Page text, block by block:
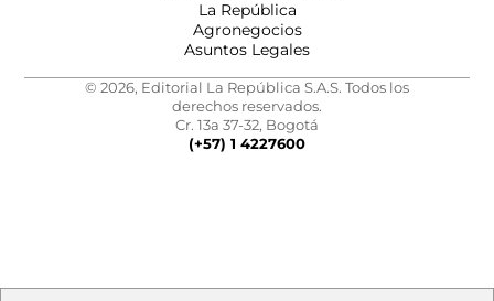
La República
Agronegocios
Asuntos Legales
© 2026, Editorial La República S.A.S. Todos los
derechos reservados.
Cr. 13a 37-32, Bogotá
(+57) 1 4227600